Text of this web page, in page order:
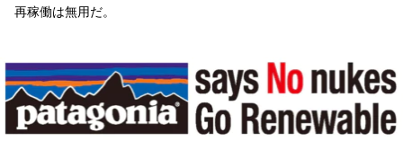
再稼働は無用だ。